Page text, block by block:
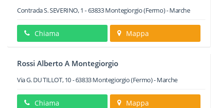
Contrada S. SEVERINO, 1 -63833Montegiorgio(Fermo) -Marche
Chiama Mappa
Rossi Alberto A Montegiorgio
Via G. DU TILLOT, 10-63833Montegiorgio(Fermo) -Marche
Chiama Mappa